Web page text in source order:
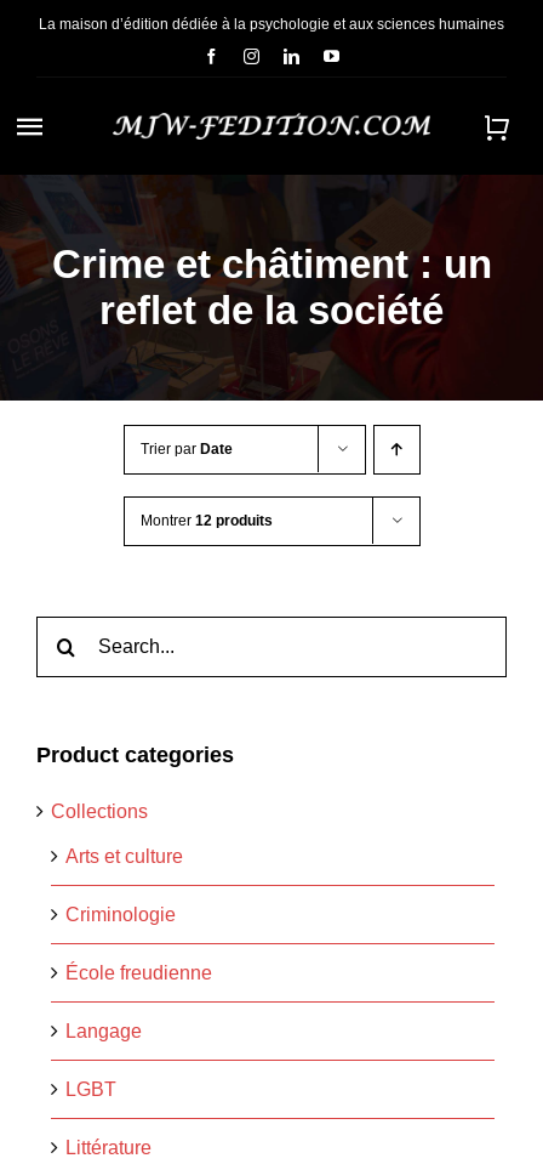
PasserLa maison d’édition dédiée à la psychologie et aux sciences humaines
Navigation
à
bascule
ACCUEIL
NOUS CONNAÎTRE
CONTACT
Crime et châtiment : un
reflet de la société
Trier par Date
Montrer 12 produits
Product categories
Collections
Arts et culture
Criminologie
École freudienne
Langage
LGBT
Littérature